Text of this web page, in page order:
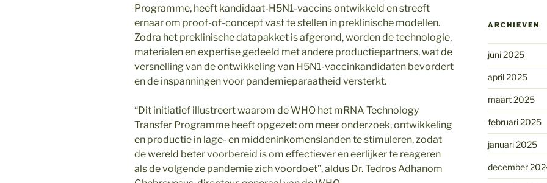
Programme, heeft kandidaat-H5N1-vaccins ontwikkeld en streeft
ernaar om proof-of-concept vast te stellen in preklinische modellen.
Zodra het preklinische datapakket is afgerond, worden de technologie,
materialen en expertise gedeeld met andere productiepartners, wat de
versnelling van de ontwikkeling van H5N1-vaccinkandidaten bevordert
en de inspanningen voor pandemieparaatheid versterkt.
“Dit initiatief illustreert waarom de WHO het mRNA Technology
Transfer Programme heeft opgezet: om meer onderzoek, ontwikkeling
en productie in lage- en middeninkomenslanden te stimuleren, zodat
de wereld beter voorbereid is om effectiever en eerlijker te reageren
als de volgende pandemie zich voordoet”, aldus Dr. Tedros Adhanom
ARCHIEVEN
juni 2025
april 2025
maart 2025
februari 2025
januari 2025
december